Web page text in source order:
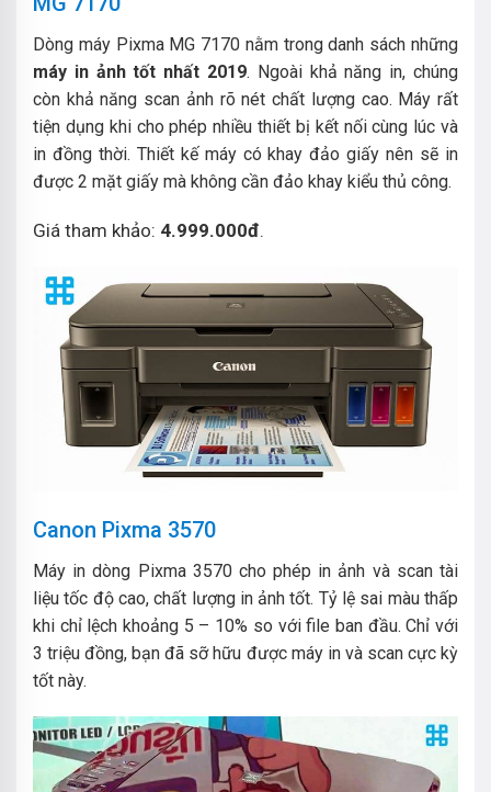
Dòng máy Pixma MG 7170 nằm trong danh sách những
máy in ảnh tốt nhất 2019. Ngoài khả năng in, chúng
còn khả năng scan ảnh rõ nét chất lượng cao. Máy rất
tiện dụng khi cho phép nhiều thiết bị kết nối cùng lúc và
in đồng thời. Thiết kế máy có khay đảo giấy nên sẽ in
được 2 mặt giấy mà không cần đảo khay kiểu thủ công.
Giá tham khảo: 4.999.000đ.
Canon Pixma 3570
Máy in dòng Pixma 3570 cho phép in ảnh và scan tài
liệu tốc độ cao, chất lượng in ảnh tốt. Tỷ lệ sai màu thấp
khi chỉ lệch khoảng 5 – 10% so với file ban đầu. Chỉ với
3 triệu đồng, bạn đã sỡ hữu được máy in và scan cực kỳ
tốt này.